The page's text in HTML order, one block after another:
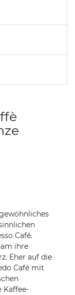
Café.
ihre
Eher auf die
Café mit
Kaffee-